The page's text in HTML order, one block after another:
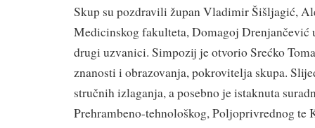
Skup su pozdravili župan Vladimir Šišljagić,
Medicinskog fakulteta, Domagoj
drugi uzvanici. Simpozij je otvorio Srećko
znanosti i obrazovanja, pokrovitelja skupa.
stručnih izlaganja, a posebno je istaknuta
Prehrambeno-tehnološkog, Poljoprivrednog te